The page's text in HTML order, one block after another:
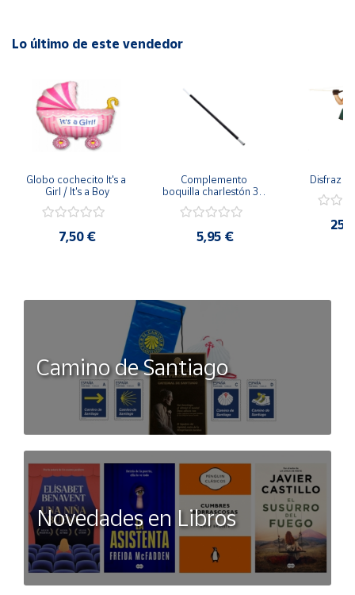
Lo último de este vendedor
Globo cochecito It's a
Girl / It's a Boy
7,50 €
Complemento
boquilla charlestón 30
5,95 €
Disfraz
Camino de Santiago
Novedades en Libros